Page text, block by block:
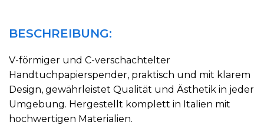
BESCHREIBUNG:
V-förmiger und C-verschachtelter
Handtuchpapierspender, praktisch und mit klarem
Design, gewährleistet Qualität und Ästhetik in jeder
Umgebung. Hergestellt komplett in Italien mit
hochwertigen Materialien.